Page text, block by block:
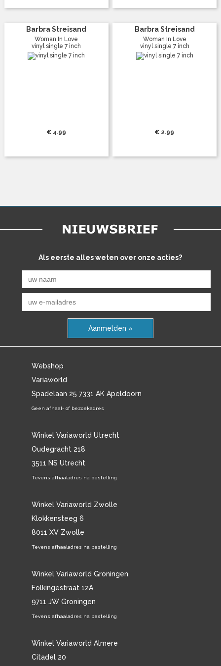
Barbra Streisand
Woman In Love
vinyl single 7 inch
€ 4.99
Barbra Streisand
Woman In Love
vinyl single 7 inch
€ 2.99
Als eerste alles weten over onze acties?
Aanmelden »
Webshop
Variaworld
Spadelaan 25 7331 AK Apeldoorn
Geen afhaal- of bezoekadres
Winkel Variaworld Utrecht
Oudegracht 218
3511 NS Utrecht
Tevens afhaaladres na bestelling
Winkel Variaworld Zwolle
Klokkensteeg 6
8011 XV Zwolle
Tevens afhaaladres na bestelling
Winkel Variaworld Groningen
Folkingestraat 12A
9711 JW Groningen
Tevens afhaaladres na bestelling
Winkel Variaworld Almere
Citadel 20